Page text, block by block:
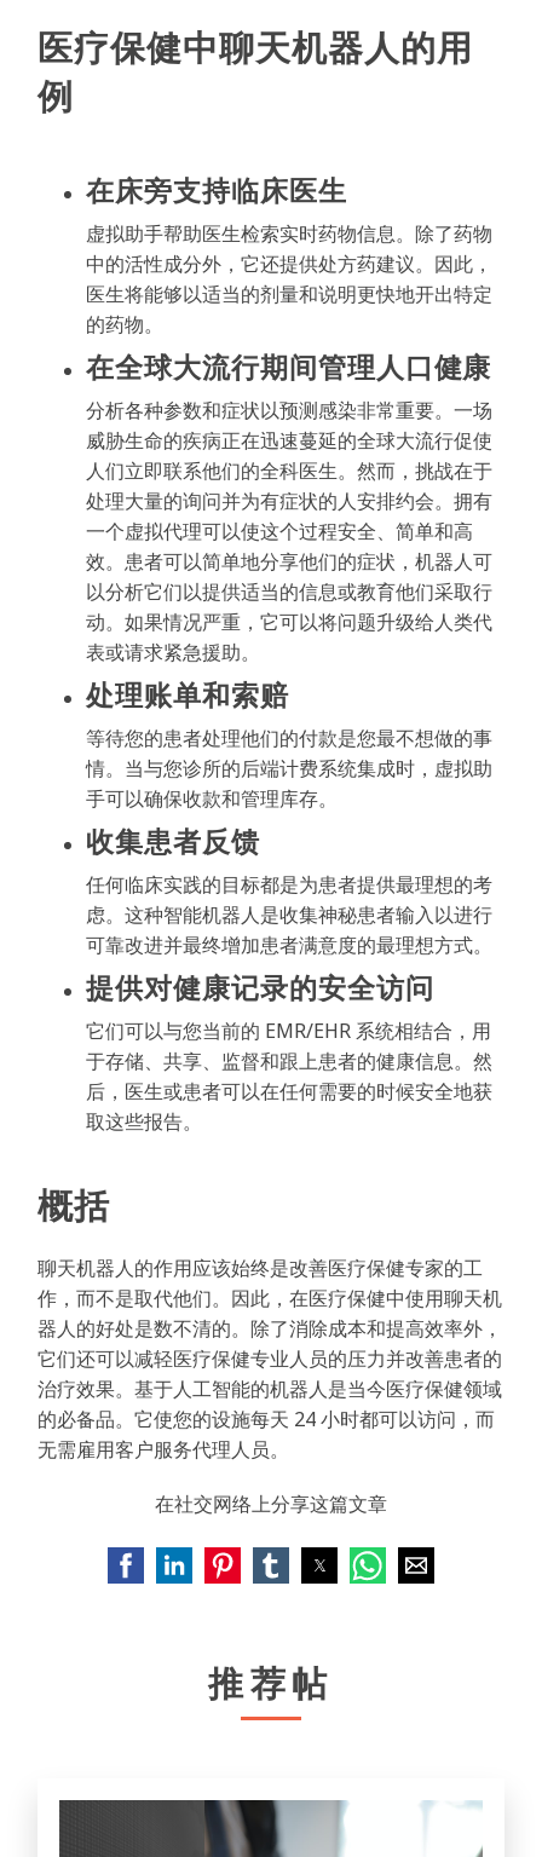
医疗保健中聊天机器人的用
例
在床旁支持临床医生
虚拟助手帮助医生检索实时药物信息。除了药物
中的活性成分外，它还提供处方药建议。因此，
医生将能够以适当的剂量和说明更快地开出特定
的药物。
在全球大流行期间管理人口健康
分析各种参数和症状以预测感染非常重要。一场
威胁生命的疾病正在迅速蔓延的全球大流行促使
人们立即联系他们的全科医生。然而，挑战在于
处理大量的询问并为有症状的人安排约会。拥有
一个虚拟代理可以使这个过程安全、简单和高
效。患者可以简单地分享他们的症状，机器人可
以分析它们以提供适当的信息或教育他们采取行
动。如果情况严重，它可以将问题升级给人类代
表或请求紧急援助。
处理账单和索赔
等待您的患者处理他们的付款是您最不想做的事
情。当与您诊所的后端计费系统集成时，虚拟助
手可以确保收款和管理库存。
收集患者反馈
任何临床实践的目标都是为患者提供最理想的考
虑。这种智能机器人是收集神秘患者输入以进行
可靠改进并最终增加患者满意度的最理想方式。
提供对健康记录的安全访问
它们可以与您当前的 EMR/EHR 系统相结合，用
于存储、共享、监督和跟上患者的健康信息。然
后，医生或患者可以在任何需要的时候安全地获
取这些报告。
概括
聊天机器人的作用应该始终是改善医疗保健专家的工
作，而不是取代他们。因此，在医疗保健中使用聊天机
器人的好处是数不清的。除了消除成本和提高效率外，
它们还可以减轻医疗保健专业人员的压力并改善患者的
治疗效果。基于人工智能的机器人是当今医疗保健领域
的必备品。它使您的设施每天 24 小时都可以访问，而
无需雇用客户服务代理人员。
在社交网络上分享这篇文章
推荐帖